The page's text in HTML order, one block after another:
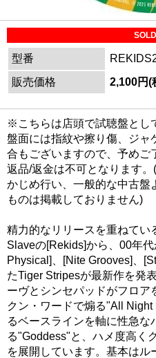
型番
販売価格
2,100円(
※こちらは店頭で試聴盤とし
盤面には指紋や擦り傷、ジャ
合もございますので、予めご
返品/返金は不可となります
かじめ行い、一般的な中古盤
ものは掲載しておりません)
精力的なリリースを重ねてい
Slaveの[Rekids]から、00年
Physical]、[Nite Grooves]、
たTiger Stripesが最新作を発
ーヴとシンセパッドがフロア
クン・ワードで煽る"All
るベースラインを軸に性急な
る"Goddess"と、ハメ度高く
を展開しています。基本は